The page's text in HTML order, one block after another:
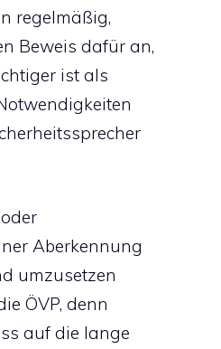
regelmäßig,
Beweis dafür an,
ist als
Aberkennung
umzusetzen
ÖVP, denn
auf die lange